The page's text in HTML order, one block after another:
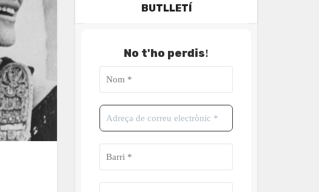
BUTLLETÍ
No t'ho perdis!